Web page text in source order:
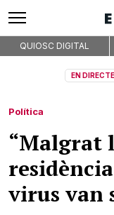
QUIOSC DIGITAL
EN DIRECTE
Política
“Malgrat
virus van